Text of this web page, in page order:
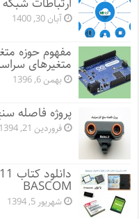
آبان 30, 1400
مفهوم حوزه
متغیرهای
بهمن 6, 1396
پروژه فاصله
فروردین 21, 1394
BASCOM
شهریور 5, 1394